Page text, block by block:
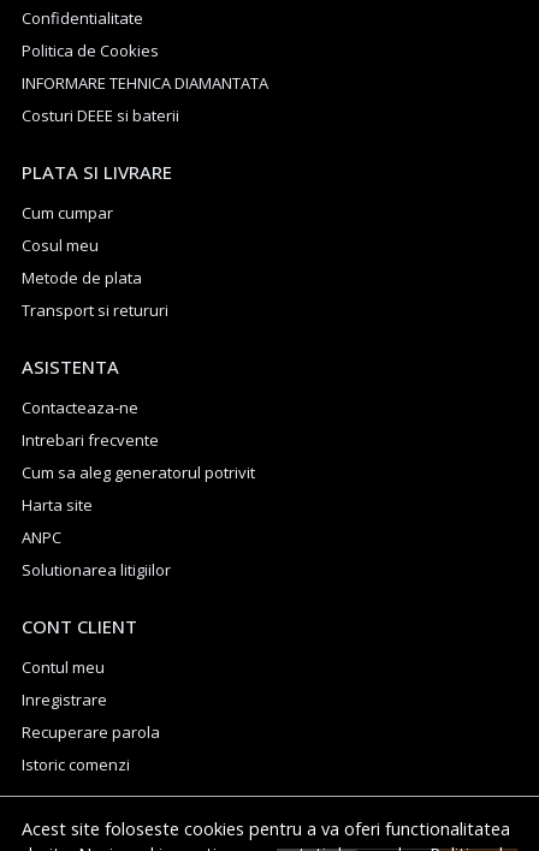
Acest site foloseste cookies pentru a va oferi functionalitatea
Confidentialitate
Politica de Cookies
INFORMARE TEHNICA DIAMANTATA
Costuri DEEE si baterii
PLATA SI LIVRARE
Cum cumpar
Cosul meu
Metode de plata
Transport si retururi
ASISTENTA
Contacteaza-ne
Intrebari frecvente
Cum sa aleg generatorul potrivit
Harta site
ANPC
Solutionarea litigiilor
CONT CLIENT
Contul meu
Inregistrare
Recuperare parola
Istoric comenzi